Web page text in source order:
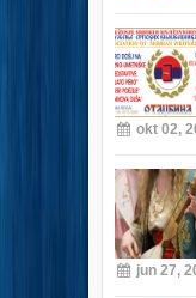
okt 02,
jun 27,